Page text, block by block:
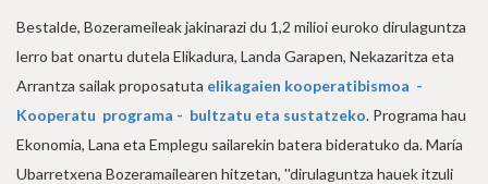
Bestalde, Bozerameileak jakinarazi du 1,2 milioi euroko dirulaguntza
lerro bat onartu dutela Elikadura, Landa Garapen, Nekazaritza eta
Arrantza sailak proposatuta elikagaien kooperatibismoa -
Kooperatu programa - bultzatu eta sustatzeko. Programa hau
Ekonomia, Lana eta Emplegu sailarekin batera bideratuko da. María
Ubarretxena Bozeramailearen hitzetan, ''dirulaguntza hauek itzuli